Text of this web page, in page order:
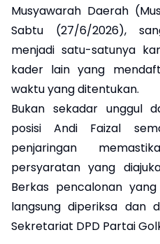
Musyawarah Daerah
Sabtu (27/6/2026),
menjadi satu-satunya
kader lain yang
waktu yang ditentukan.
Bukan sekadar unggul
posisi Andi Faizal
penjaringan
persyaratan yang
Berkas pencalonan
langsung diperiksa dan
Sekretariat DPD Partai